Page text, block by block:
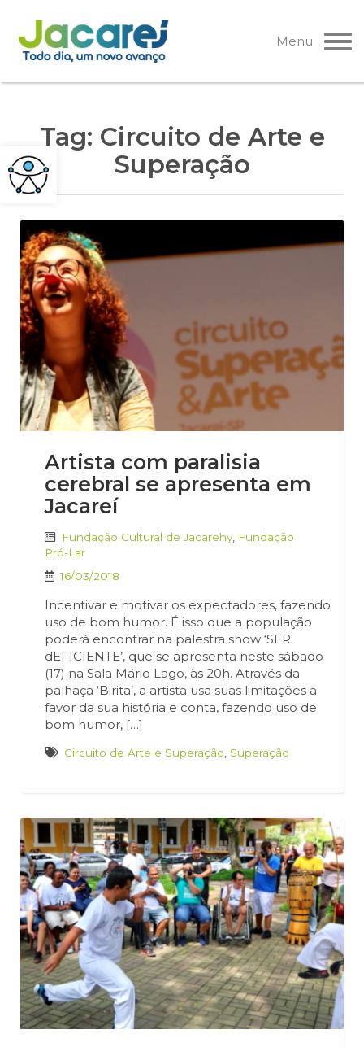
Pular
para
o
Menu
Tag: Circuito de Arte e
Superação
Artista com paralisia
cerebral se apresenta em
Jacareí
Fundação Cultural de Jacarehy Fundação
Pró-Lar
16/03/2018
Incentivar e motivar os expectadores, fazendo
uso de bom humor. É isso que a população
poderá encontrar na palestra show ‘SER
dEFICIENTE’, que se apresenta neste sábado
(17) na Sala Mário Lago, às 20h. Através da
palhaça ‘Birita’, a artista usa suas limitações a
favor da sua história e conta, fazendo uso de
bom humor, […]
Circuito de Arte e Superação Superação